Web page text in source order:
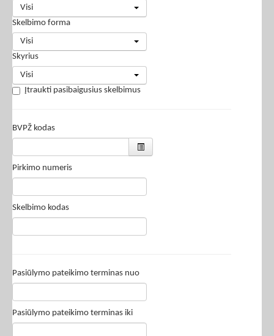
Visi
Skelbimo forma
Visi
Skyrius
Visi
Įtraukti pasibaigusius skelbimus
BVPŽ kodas
Pirkimo numeris
Skelbimo kodas
Pasiūlymo pateikimo terminas nuo
Pasiūlymo pateikimo terminas iki